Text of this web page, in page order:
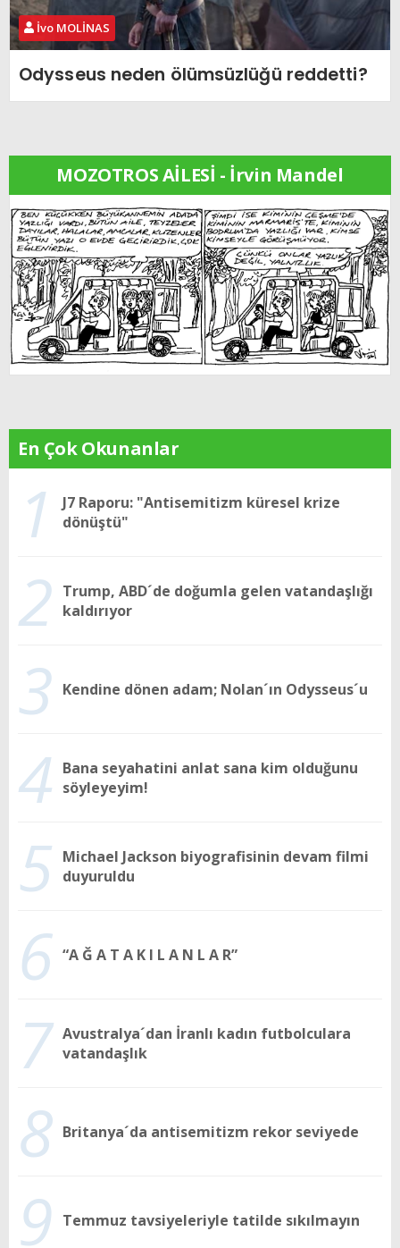
İvo MOLİNAS
Odysseus neden ölümsüzlüğü reddetti?
MOZOTROS AİLESİ - İrvin Mandel
En Çok Okunanlar
1
J7 Raporu: "Antisemitizm küresel krize
dönüştü"
2 Trump, ABD´de doğumla gelen vatandaşlığı
kaldırıyor
3 Kendine dönen adam; Nolan´ın Odysseus´u
4 Bana seyahatini anlat sana kim olduğunu
söyleyeyim!
5 Michael Jackson biyografisinin devam filmi
duyuruldu
6 “A Ğ A T A K I L A N L A R”
7 Avustralya´dan İranlı kadın futbolculara
vatandaşlık
8 Britanya´da antisemitizm rekor seviyede
9 Temmuz tavsiyeleriyle tatilde sıkılmayın